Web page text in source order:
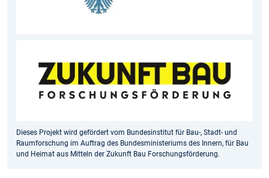
Dieses Projekt wird gefördert vom Bundesinstitut für Bau-, Stadt- und
Raumforschung im Auftrag des Bundesministeriums des Innern, für Bau
und Heimat aus Mitteln der Zukunft Bau Forschungsförderung.